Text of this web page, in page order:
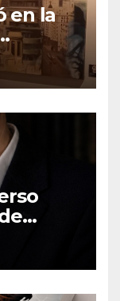
en la
sus